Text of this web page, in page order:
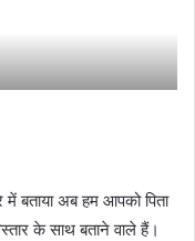
बताया अब हम आपको पिता
के साथ बताने वाले हैं।